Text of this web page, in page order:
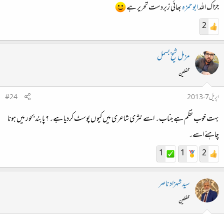
جزاک اللہابوحمزہبھائی زبردست تحریر ہے
2
مزمل شیخ بسمل
محفلین
اپریل 7، 2013
#24
بہت خوب نظم ہے جناب۔ اسے نثری شاعری میں کیوں پوسٹ کردیا ہے۔؟ پابند بحور میں ہونا
چاہئے اسے۔
2
1
1
سید شہزاد ناصر
محفلین